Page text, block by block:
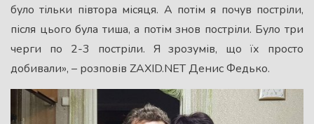
було тільки півтора місяця. А потім я почув постріли,
після цього була тиша, а потім знов постріли. Було три
черги по 2-3 постріли. Я зрозумів, що їх просто
добивали», – розповів ZAXID.NET Денис Федько.